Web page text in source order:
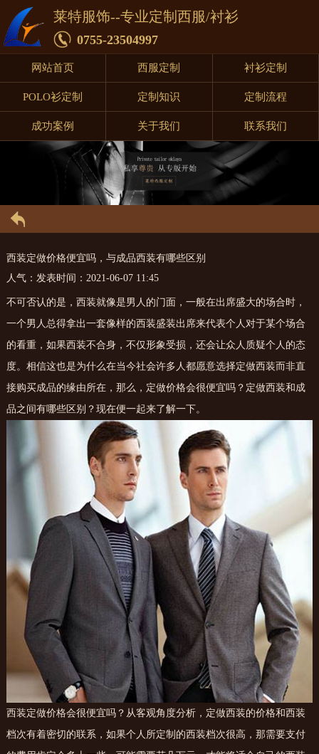
莱特服饰--专业定制西服/衬衫
0755-23504997
网站首页 西服定制 衬衫定制
POLO衫定制 定制知识 定制流程
成功案例 关于我们 联系我们
西装定做价格便宜吗，与成品西装有哪些区别
人气： 发表时间：2021-06-07 11:45
不可否认的是，西装就像是男人的门面，一般在出席盛大的场合时，
一个男人总得拿出一套像样的西装盛装出席来代表个人对于某个场合
的看重，如果西装不合身，不仅形象受损，还会让众人质疑个人的态
度。相信这也是为什么在当今社会许多人都愿意选择定做西装而非直
接购买成品的缘由所在，那么，定做价格会很便宜吗？定做西装和成
品之间有哪些区别？现在便一起来了解一下。
西装定做价格会很便宜吗？从客观角度分析，定做西装的价格和西装
档次有着密切的联系，如果个人所定制的西装档次很高，那需要支付